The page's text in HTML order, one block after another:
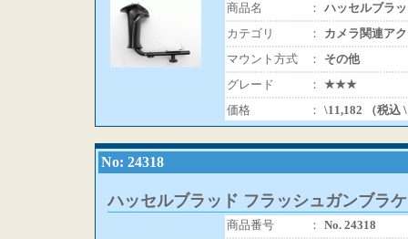
商品名
： ハッセルブラ
カテゴリ
：
カメラ関連ア
マウント方式
：
その他
グレード
： ★★★
価格
： \11,182 （税込
No: 24318
ハッセルブラッド フラッシュガンブラ
商品番号 ： No. 24318